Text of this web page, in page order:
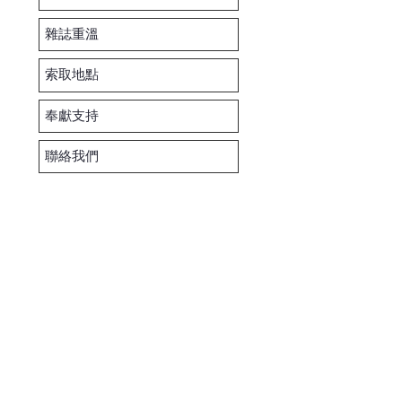
雜誌重溫
索取地點
奉獻支持
聯絡我們